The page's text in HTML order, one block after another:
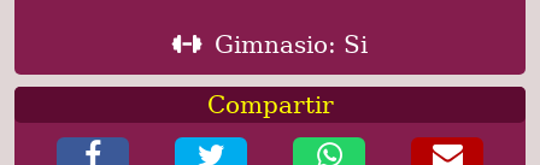
Gimnasio: Si
Compartir